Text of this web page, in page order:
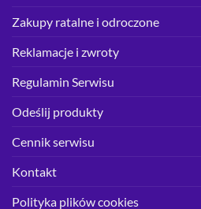
Zakupy ratalne i odroczone
Reklamacje i zwroty
Regulamin Serwisu
Odeślij produkty
Cennik serwisu
Kontakt
Polityka plików cookies